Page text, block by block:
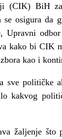
(CIK) BiH
se osigura da
Upravni
kako bi CIK
kao i
sve političke
kakvog
žaljenje